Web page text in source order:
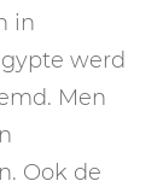
in
werd
Men
Ook de